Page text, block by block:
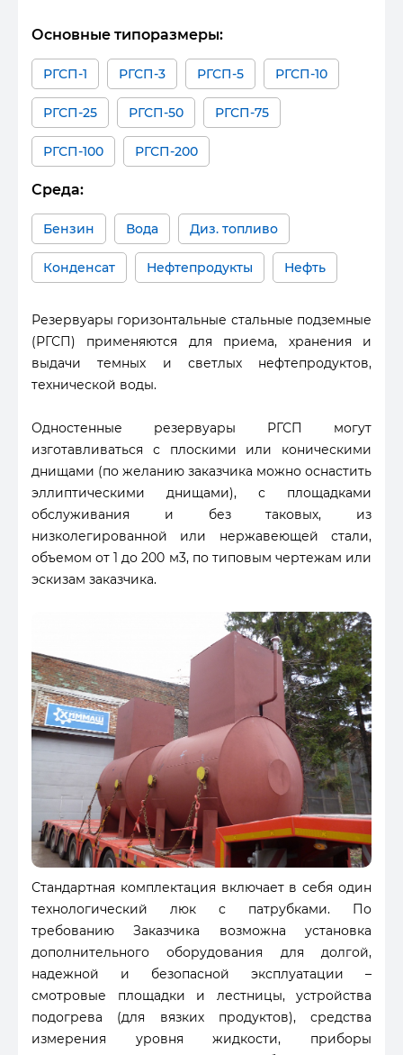
Основные типоразмеры:
РГСП-1 РГСП-3 РГСП-5 РГСП-10
РГСП-25 РГСП-50 РГСП-75
РГСП-100 РГСП-200
Среда:
Бензин Вода Диз. топливо
Конденсат Нефтепродукты Нефть
Резервуары горизонтальные стальные подземные
(РГСП) применяются для приема, хранения и
выдачи темных и светлых нефтепродуктов,
технической воды.
Одностенные резервуары РГСП могут
изготавливаться с плоскими или коническими
днищами (по желанию заказчика можно оснастить
эллиптическими днищами), с площадками
обслуживания и без таковых, из
низколегированной или нержавеющей стали,
объемом от 1 до 200 м3, по типовым чертежам или
эскизам заказчика.
Стандартная комплектация включает в себя один
технологический люк с патрубками. По
требованию Заказчика возможна установка
дополнительного оборудования для долгой,
надежной и безопасной эксплуатации –
смотровые площадки и лестницы, устройства
подогрева (для вязких продуктов), средства
измерения уровня жидкости, приборы